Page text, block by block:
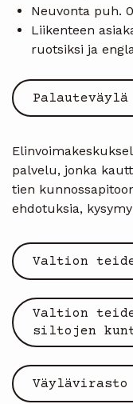
Neuvonta puh.
Liikenteen
ruotsiksi ja
Palauteväylä
palvelu, jonka
tien
ehdotuksia,
Valtion
Valtion
siltojen